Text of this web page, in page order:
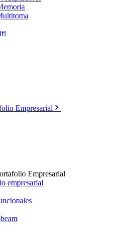
Empresarial
Empresarial
empresarial